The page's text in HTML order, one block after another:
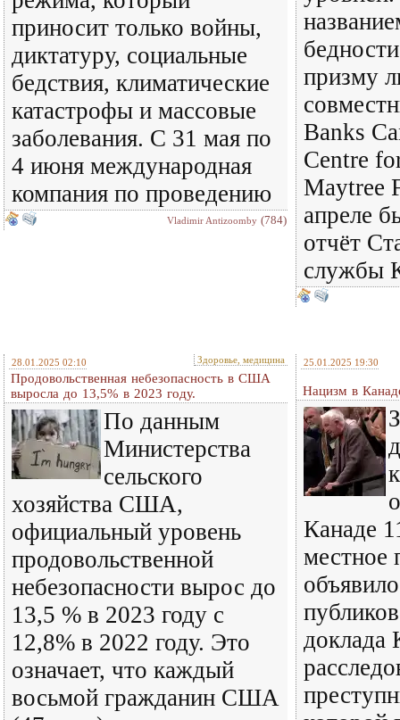
приносит только войны,
диктатуру, социальные
бедствия, климатические
катастрофы и массовые
заболевания. С 31 мая по
4 июня международная
компания по проведению
Vladimir Antizoomby (784)
призму
Banks
Centre
Maytree
апреле
отчёт
службы
28.01.2025 02:10 Здоровье, медицина
Продовольственная небезопасность в США
выросла до 13,5% в 2023 году.
По данным
Министерства
сельского
хозяйства США,
официальный уровень
продовольственной
небезопасности вырос до
13,5 % в 2023 году с
12,8% в 2022 году. Это
означает, что каждый
восьмой гражданин США
25.01.2025 19:30
Нацизм в
Канаде
местное
доклада